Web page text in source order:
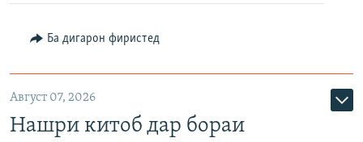
Ба дигарон фиристед
Август 07, 2026
Нашри китоб дар бораи